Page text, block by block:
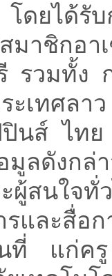
ดยได้รั
มาชิกอ
รวมทั้ง
ะเทศล
นส์ ไทย
ลดังกล่
สนใจทั่
รและสื่
ที่ แก่ครู